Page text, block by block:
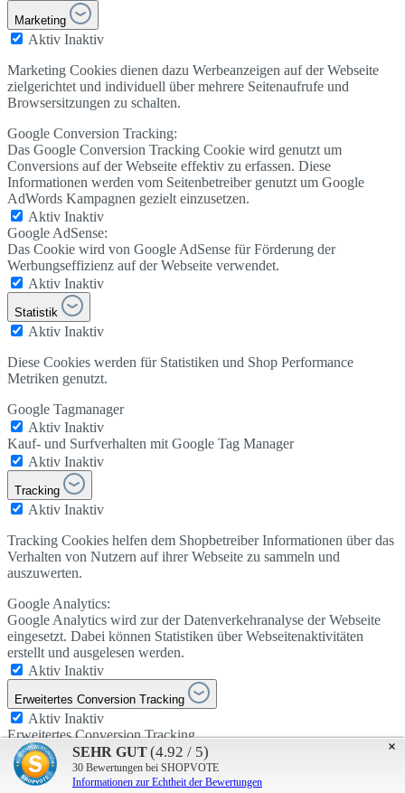
Marketing
Aktiv Inaktiv
Marketing Cookies dienen dazu Werbeanzeigen auf der Webseite
zielgerichtet und individuell über mehrere Seitenaufrufe und
Browsersitzungen zu schalten.
Google Conversion Tracking:
Das Google Conversion Tracking Cookie wird genutzt um
Conversions auf der Webseite effektiv zu erfassen. Diese
Informationen werden vom Seitenbetreiber genutzt um Google
AdWords Kampagnen gezielt einzusetzen.
Aktiv Inaktiv
Google AdSense:
Das Cookie wird von Google AdSense für Förderung der
Werbungseffizienz auf der Webseite verwendet.
Aktiv Inaktiv
Statistik
Aktiv Inaktiv
Diese Cookies werden für Statistiken und Shop Performance
Metriken genutzt.
Google Tagmanager
Aktiv Inaktiv
Kauf- und Surfverhalten mit Google Tag Manager
Aktiv Inaktiv
Tracking
Aktiv Inaktiv
Tracking Cookies helfen dem Shopbetreiber Informationen über das
Verhalten von Nutzern auf ihrer Webseite zu sammeln und
auszuwerten.
Google Analytics:
Google Analytics wird zur der Datenverkehranalyse der Webseite
eingesetzt. Dabei können Statistiken über Webseitenaktivitäten
erstellt und ausgelesen werden.
Aktiv Inaktiv
Erweitertes Conversion Tracking
Aktiv Inaktiv
Erweitertes Conversion Tracking
Aktiv
Inaktiv
FAQ Youtube
×
SEHR GUT(4.92 / 5)
30 Bewertungen bei SHOPVOTE
Informationen zur Echtheit der Bewertungen